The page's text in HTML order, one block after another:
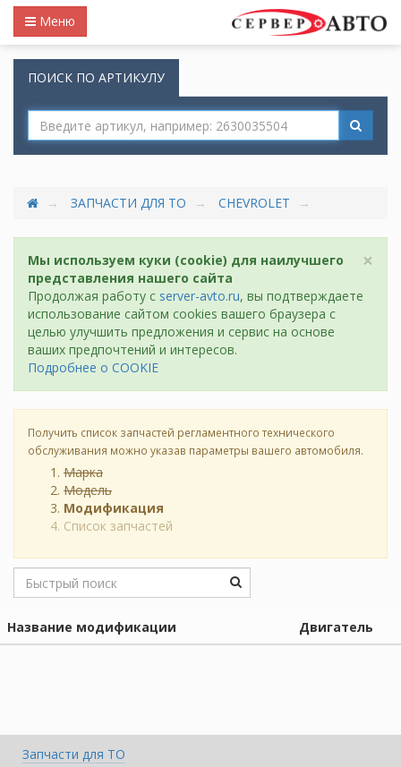
Меню
ПОИСК ПО АРТИКУЛУ
ЗАПЧАСТИ ДЛЯ ТО CHEVROLET
×
Мы используем куки (cookie) для наилучшего
представления нашего сайта
Продолжая работу с server-avto.ru, вы подтверждаете
использование сайтом cookies вашего браузера с
целью улучшить предложения и сервис на основе
ваших предпочтений и интересов.
Подробнее о COOKIE
Получить список запчастей регламентного технического
обслуживания можно указав параметры вашего автомобиля.
Марка
Модель
Модификация
Список запчастей
Название модификации Двигатель
Запчасти для ТО